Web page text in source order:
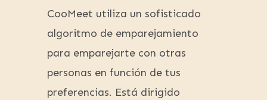
CooMeet utiliza un sofisticado
algoritmo de emparejamiento
para emparejarte con otras
personas en función de tus
preferencias. Está dirigido